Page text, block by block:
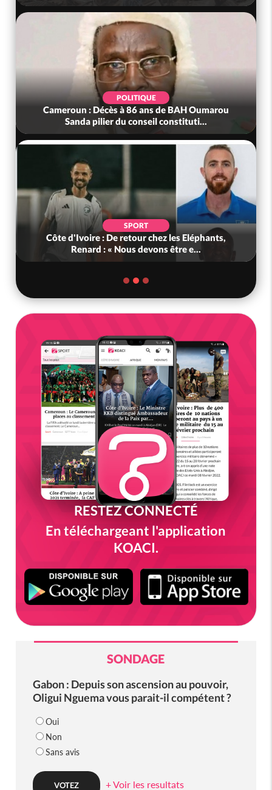
POLITIQUE
Cameroun : Décès à 86 ans de BAH Oumarou
Sanda pilier du conseil constituti...
SPORT
Côte d'Ivoire : De retour chez les Eléphants,
Renard : « Nous devons être e...
RESTEZ CONNECTÉ
En téléchargeant l'application
KOACI.
SONDAGE
Gabon : Depuis son ascension au pouvoir,
Oligui Nguema vous parait-il compétent ?
Oui
Non
Sans avis
+ Voir les resultats